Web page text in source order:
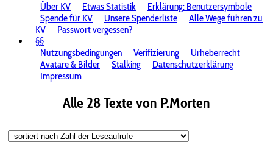
Über KV
Etwas Statistik
Erklärung: Benutzersymbole
Spende für KV
Unsere Spenderliste
Alle Wege führen zu
KV
Passwort vergessen?
§§
Nutzungsbedingungen
Verifizierung
Urheberrecht
Avatare & Bilder
Stalking
Datenschutzerklärung
Impressum
Alle 28 Texte von P.Morten